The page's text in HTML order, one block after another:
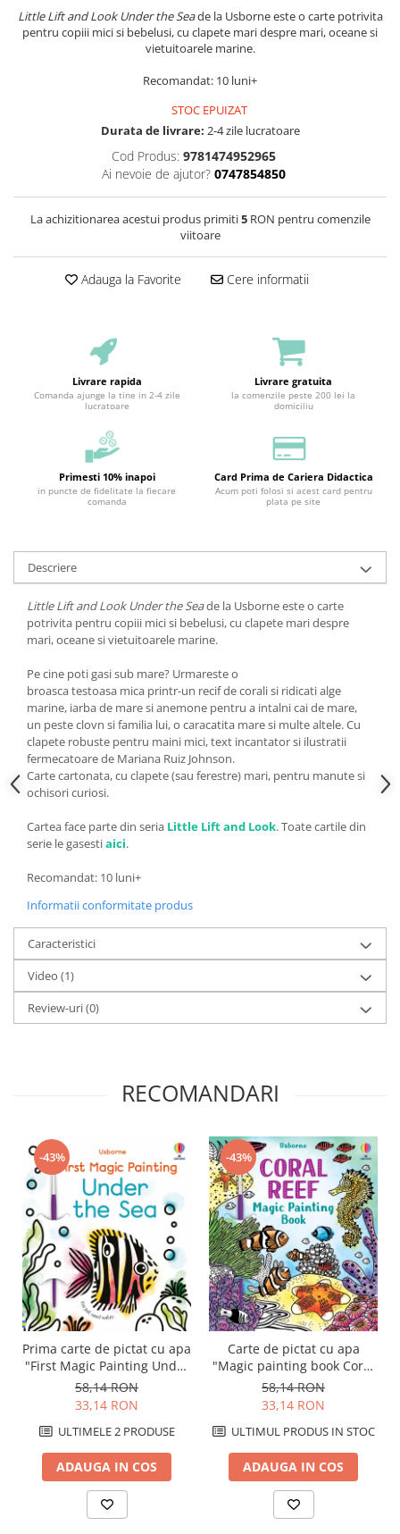
Little Lift and Look Under the Seade la Usborne este o carte potrivita
pentru copiii mici si bebelusi, cu clapete mari despre mari, oceane si
vietuitoarele marine.
Recomandat: 10 luni+
STOC EPUIZAT
Durata de livrare: 2-4 zile lucratoare
Cod Produs: 9781474952965
Ai nevoie de ajutor? 0747854850
La achizitionarea acestui produs primiti5RON pentru comenzile
viitoare
Adauga la Favorite Cere informatii
Livrare rapida
Comanda ajunge la tine in 2-4 zile
lucratoare
Livrare gratuita
la comenzile peste 200 lei la
domiciliu
Primesti 10% inapoi
in puncte de fidelitate la fiecare
comanda
Card Prima de Cariera Didactica
Acum poti folosi si acest card pentru
plata pe site
Descriere
Little Lift and Look Under the Seade la Usborne este o carte
potrivita pentru copiii mici si bebelusi, cu clapete mari despre
mari, oceane si vietuitoarele marine.
Pe cine poti gasi sub mare? Urmareste o
broasca testoasa mica printr-un recif de corali si ridicati alge
marine, iarba de mare si anemone pentru a intalni cai de mare,
un peste clovn si familia lui, o caracatita mare si multe altele. Cu
clapete robuste pentru maini mici, text incantator si ilustratii
fermecatoare de Mariana Ruiz Johnson.
Carte cartonata, cu clapete (sau ferestre) mari, pentru manute si
ochisori curiosi.
Cartea face parte din seria Little Lift and Look. Toate cartile din
serie le gasestiaici.
Recomandat: 10 luni+
Informatii conformitate produs
Caracteristici
Video (1)
Review-uri(0)
RECOMANDARI
-43%
Prima carte de pictat cu apa
"First Magic Painting Under
the Sea", Usborne
58,14 RON
33,14 RON
ULTIMELE 2 PRODUSE
ADAUGA IN COS
-43%
Carte de pictat cu apa
"Magic painting book Coral
Reef", Usborne
58,14 RON
33,14 RON
ULTIMUL PRODUS IN STOC
ADAUGA IN COS